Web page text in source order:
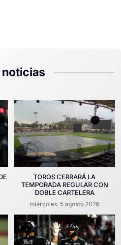
noticias
TOROS CERRARÁ LA
TEMPORADA REGULAR CON
DOBLE CARTELERA
miércoles, 5 agosto 2026